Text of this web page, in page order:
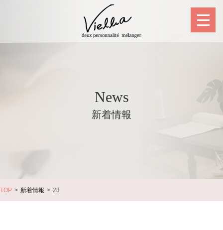
News
新着情報
TOP 新着情報 23